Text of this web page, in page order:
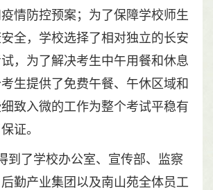
情防控预案；为了保障学校师生
全，学校选择了相对独立的长安
，为了解决考生中午用餐和休息
生提供了免费午餐、午休区域和
致入微的工作为整个考试平稳有
证。
到了学校办公室、宣传部、监察
勤产业集团以及南山苑全体员工